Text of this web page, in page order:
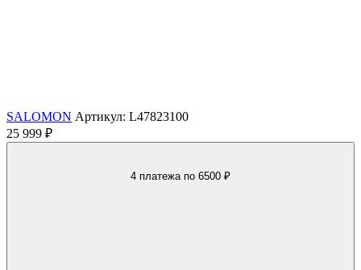
SALOMON Артикул: L47823100
25 999 ₽
4 платежа по 6500 ₽